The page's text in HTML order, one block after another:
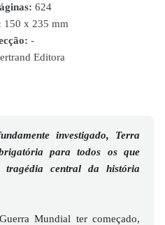
624
150 x 235 mm
-
Editora
investigado, Terra
para todos os que
tragédia central da história
Mundial ter começado,